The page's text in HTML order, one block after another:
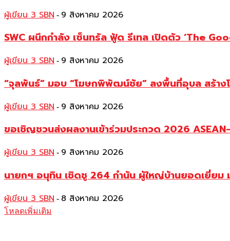
ผู้เขียน 3 SBN - 9 สิงหาคม 2026
SWC ผนึกกำลัง เซ็นทรัล ฟู้ด รีเทล เปิดตัว ‘The
ผู้เขียน 3 SBN - 9 สิงหาคม 2026
“จุลพันธ์” มอบ “โฆษกพิพัฒน์ชัย” ลงพื้นที่อุบล สร้าง
ผู้เขียน 3 SBN - 9 สิงหาคม 2026
ขอเชิญชวนส่งผลงานเข้าร่วมประกวด 2026
ผู้เขียน 3 SBN - 9 สิงหาคม 2026
นายกฯ อนุทิน เชิดชู 264 กำนัน ผู้ใหญ่บ้านยอดเยี่ยม
ผู้เขียน 3 SBN - 8 สิงหาคม 2026
โหลดเพิ่มเติม